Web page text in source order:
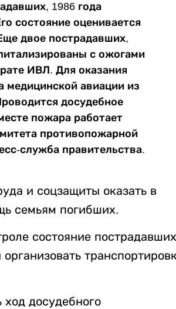
1986 года
состояние оценивается
двое пострадавших,
с ожогами
ИВЛ. Для оказания
медицинской авиации из
досудебное
пожара работает
противопожарной
служба правительства.
и соцзащиты оказать в
семьям погибших.
состояние
ход досудебного